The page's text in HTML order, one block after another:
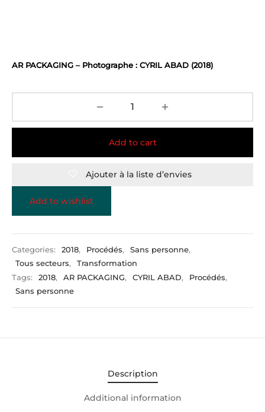
AR PACKAGING – Photographe : CYRIL ABAD (2018)
Add to cart
Ajouter à la liste d’envies
Add to wishlist
Categories: 2018, Procédés, Sans personne,
Tous secteurs,
Transformation
Tags:
2018, AR PACKAGING, CYRIL ABAD, Procédés,
Sans personne
Description
Additional information